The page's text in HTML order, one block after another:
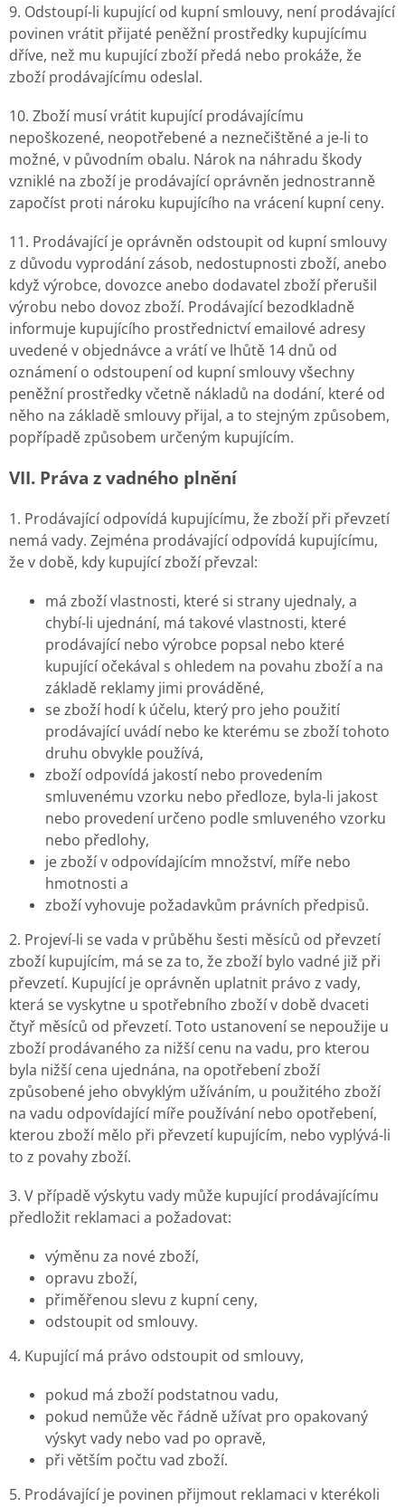
9. Odstoupí-li kupující od kupní smlouvy, není prodávající
povinen vrátit přijaté peněžní prostředky kupujícímu
dříve, než mu kupující zboží předá nebo prokáže, že
zboží prodávajícímu odeslal.
10. Zboží musí vrátit kupující prodávajícímu
nepoškozené, neopotřebené a neznečištěné a je-li to
možné, v původním obalu. Nárok na náhradu škody
vzniklé na zboží je prodávající oprávněn jednostranně
započíst proti nároku kupujícího na vrácení kupní ceny.
11. Prodávající je oprávněn odstoupit od kupní smlouvy
z důvodu vyprodání zásob, nedostupnosti zboží, anebo
když výrobce, dovozce anebo dodavatel zboží přerušil
výrobu nebo dovoz zboží. Prodávající bezodkladně
informuje kupujícího prostřednictví emailové adresy
uvedené v objednávce a vrátí ve lhůtě 14 dnů od
oznámení o odstoupení od kupní smlouvy všechny
peněžní prostředky včetně nákladů na dodání, které od
něho na základě smlouvy přijal, a to stejným způsobem,
popřípadě způsobem určeným kupujícím.
VII. Práva z vadného plnění
1. Prodávající odpovídá kupujícímu, že zboží při převzetí
nemá vady. Zejména prodávající odpovídá kupujícímu,
že v době, kdy kupující zboží převzal:
má zboží vlastnosti, které si strany ujednaly, a
chybí-li ujednání, má takové vlastnosti, které
prodávající nebo výrobce popsal nebo které
kupující očekával s ohledem na povahu zboží a na
základě reklamy jimi prováděné,
se zboží hodí k účelu, který pro jeho použití
prodávající uvádí nebo ke kterému se zboží tohoto
druhu obvykle používá,
zboží odpovídá jakostí nebo provedením
smluvenému vzorku nebo předloze, byla-li jakost
nebo provedení určeno podle smluveného vzorku
nebo předlohy,
je zboží v odpovídajícím množství, míře nebo
hmotnosti a
zboží vyhovuje požadavkům právních předpisů.
2. Projeví-li se vada v průběhu šesti měsíců od převzetí
zboží kupujícím, má se za to, že zboží bylo vadné již při
převzetí. Kupující je oprávněn uplatnit právo z vady,
která se vyskytne u spotřebního zboží v době dvaceti
čtyř měsíců od převzetí. Toto ustanovení se nepoužije u
zboží prodávaného za nižší cenu na vadu, pro kterou
byla nižší cena ujednána, na opotřebení zboží
způsobené jeho obvyklým užíváním, u použitého zboží
na vadu odpovídající míře používání nebo opotřebení,
kterou zboží mělo při převzetí kupujícím, nebo vyplývá-li
to z povahy zboží.
3. V případě výskytu vady může kupující prodávajícímu
předložit reklamaci a požadovat:
výměnu za nové zboží,
opravu zboží,
přiměřenou slevu z kupní ceny,
odstoupit od smlouvy.
4. Kupující má právo odstoupit od smlouvy,
pokud má zboží podstatnou vadu,
pokud nemůže věc řádně užívat pro opakovaný
výskyt vady nebo vad po opravě,
při větším počtu vad zboží.
5. Prodávající je povinen přijmout reklamaci v kterékoli